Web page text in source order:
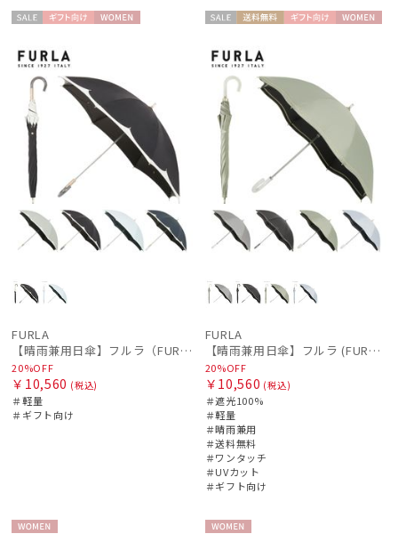
入荷状況
ル
向け
FURLA
【晴雨兼用日傘】フルラ（FURLA）バイカラーカットワーク 遮光99.99% UV99% 遮熱
20%OFF
￥10,560 (税込)
＃軽量
＃ギフト向け
ル
料
FURLA
【晴雨兼用日傘】フルラ (FURLA) ジッパー刺繍 遮光100 UV100 ジャンプ
20%OFF
￥10,560 (税込)
＃遮光100%
＃軽量
＃晴雨兼用
＃送料無料
＃ワンタッチ
＃UVカット
＃ギフト向け